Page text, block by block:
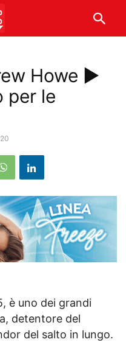
Howe ►
per le
è uno dei grandi
detentore del
del salto in lungo.